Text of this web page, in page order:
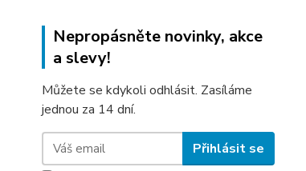
Nepropásněte novinky, akce
a slevy!
Můžete se kdykoli odhlásit. Zasíláme
jednou za 14 dní.
Přihlásit se